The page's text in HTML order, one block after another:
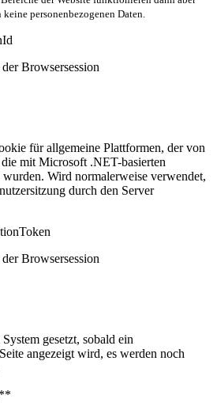
personenbezogenen Daten.
Browsersession
für allgemeine Plattformen, der von
mit Microsoft .NET-basierten
Wird normalerweise verwendet,
durch den Server
Browsersession
gesetzt, sobald ein
angezeigt wird, es werden noch